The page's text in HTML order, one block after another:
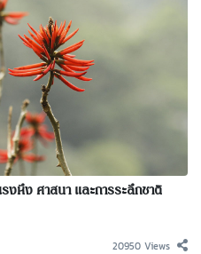
งหึง ศาสนา และการระลึกชาติ
20950 Views